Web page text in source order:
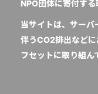
NPO団体に寄付する
当サイトは、サーバ
伴うCO2排出など
フセットに取り組ん